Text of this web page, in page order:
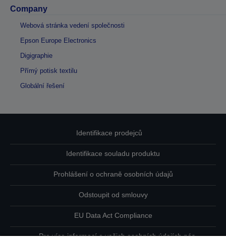
Company
Webová stránka vedení společnosti
Epson Europe Electronics
Digigraphie
Přímý potisk textilu
Globální řešení
Identifikace prodejců
Identifikace souladu produktu
Prohlášení o ochraně osobních údajů
Odstoupit od smlouvy
EU Data Act Compliance
Pro více informací o vašich osobních údajích nás